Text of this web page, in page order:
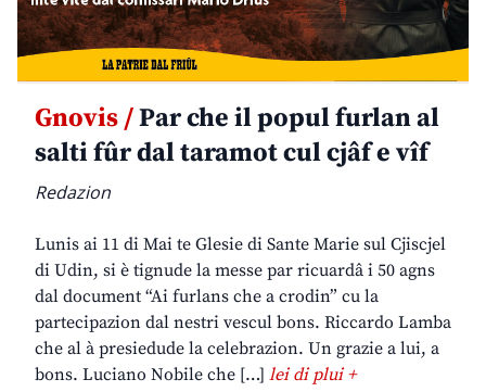
Gnovis /Par che il popul furlan al
salti fûr dal taramot cul cjâf e vîf
Redazion
Lunis ai 11 di Mai te Glesie di Sante Marie sul Cjiscjel
di Udin, si è tignude la messe par ricuardâ i 50 agns
dal document “Ai furlans che a crodin” cu la
partecipazion dal nestri vescul bons. Riccardo Lamba
che al à presiedude la celebrazion. Un grazie a lui, a
bons. Luciano Nobile che […] lei di plui +